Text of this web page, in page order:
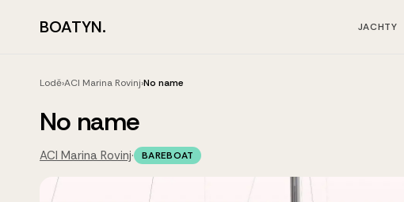
BOATYN. JACHTY
Lodě›ACI Marina Rovinj›No name
No name
ACI Marina Rovinj· BAREBOAT